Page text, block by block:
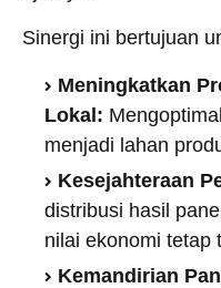
​Sinergi ini bertujuan
Meningkatkan
Lokal:
menjadi lahan
Kesejahteraan
distribusi hasil
nilai ekonomi tetap
Kemandirian